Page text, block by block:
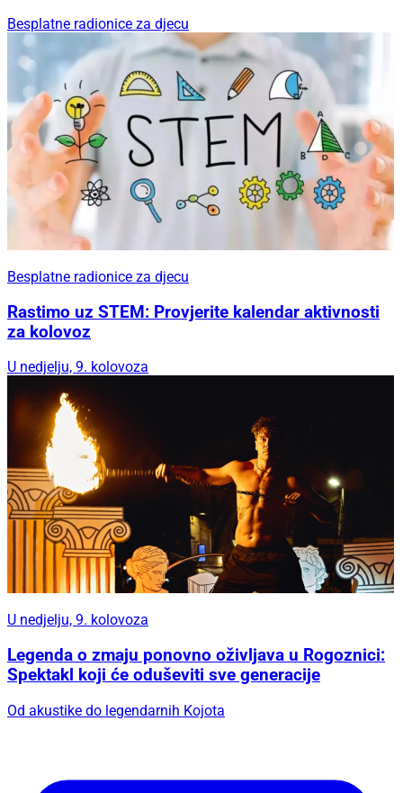
Besplatne radionice za djecu
Besplatne radionice za djecu
Rastimo uz STEM: Provjerite kalendar aktivnosti
za kolovoz
U nedjelju, 9. kolovoza
U nedjelju, 9. kolovoza
Legenda o zmaju ponovno oživljava u Rogoznici:
Spektakl koji će oduševiti sve generacije
Od akustike do legendarnih Kojota